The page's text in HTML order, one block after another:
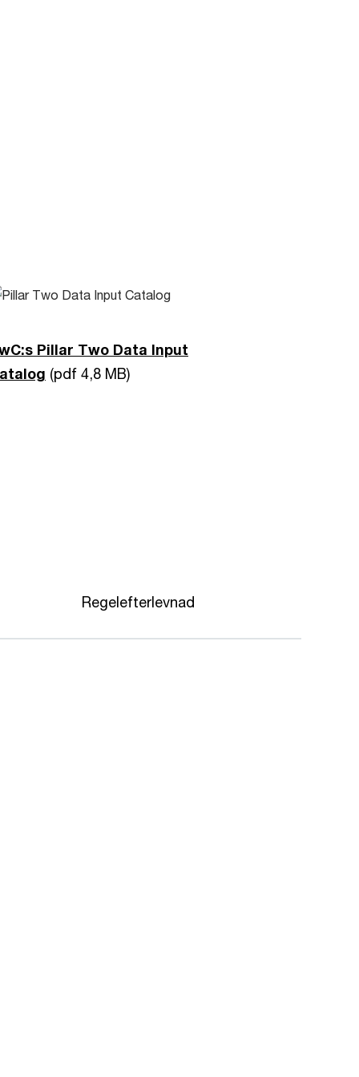
Pillar Two Data Input
(pdf 4,8 MB)
Regelefterlevnad